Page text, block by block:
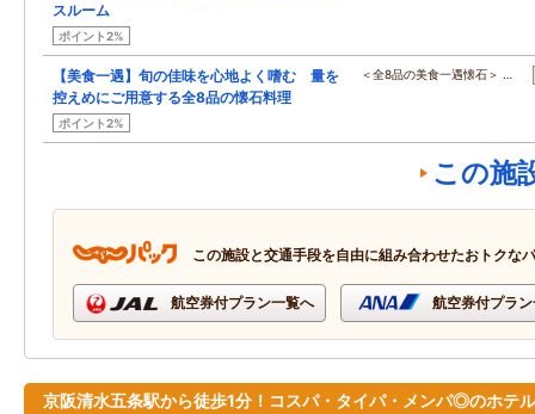
スルーム
ポイント2%
【美食一遇】旬の佳味を心地よく嗜む 量を
控えめにご用意する全8品の懐石料理
ポイント2%
＜全8品の美食一遇懐石＞ …
この施
この施設と交通手段を自由に組み合わせたおトクな
航空券付プラン一覧へ 航空券付プラ
京阪清水五条駅から徒歩1分！コスパ・タイパ・メンパ◎のホテ